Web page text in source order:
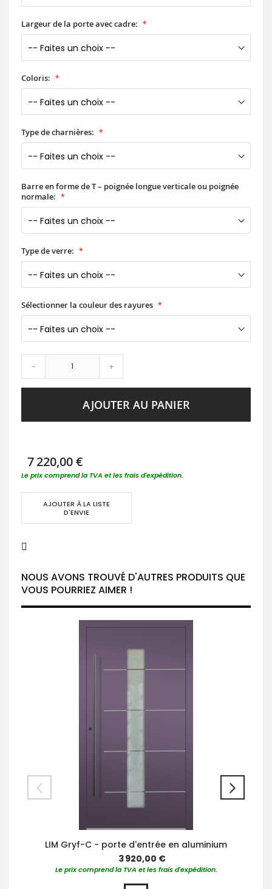
Largeur de la porte avec cadre:
Coloris:
Type de charnières:
Barre en forme de T – poignée longue verticale ou poignée
normale:
Type de verre:
Sélectionner la couleur des rayures
- +
AJOUTER AU PANIER
7 220,00 €
Le prix comprend la TVA et les frais d'expédition.
AJOUTER À LA LISTE
D'ENVIE
NOUS AVONS TROUVÉ D'AUTRES PRODUITS QUE
VOUS POURRIEZ AIMER !
LIM Gryf-C - porte d'entrée en aluminium
3 920,00 €
Le prix comprend la TVA et les frais d'expédition.